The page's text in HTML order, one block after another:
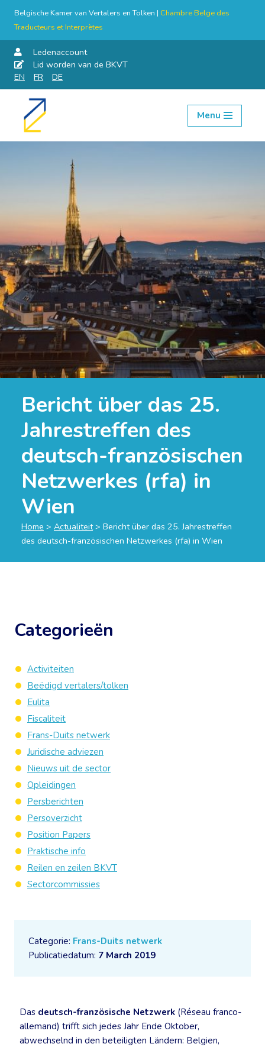
Belgische Kamer van Vertalers en Tolken | Chambre Belge des
Traducteurs et Interprètes
Ledenaccount
Lid worden van de BKVT
EN
FR DE
Skip
Menu
Bericht über das 25.
Jahrestreffen des
deutsch-französischen
Netzwerkes (rfa) in
Wien
Home > Actualiteit> Bericht über das 25. Jahrestreffen
des deutsch-französischen Netzwerkes (rfa) in Wien
Categorie: Frans-Duits netwerk
Publicatiedatum: 7 March 2019
Das deutsch-französische Netzwerk (Réseau franco-
allemand) trifft sich jedes Jahr Ende Oktober,
abwechselnd in den beteiligten Ländern: Belgien,
Categorieën
Activiteiten
Beëdigd vertalers/tolken
Eulita
Fiscaliteit
Frans-Duits netwerk
Juridische adviezen
Nieuws uit de sector
Opleidingen
Persberichten
Persoverzicht
Position Papers
Praktische info
Reilen en zeilen BKVT
Sectorcommissies